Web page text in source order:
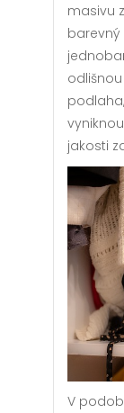
masivu
barevný
jakosti
V